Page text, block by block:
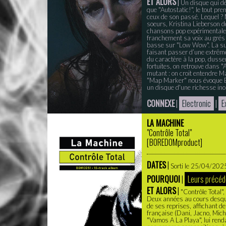
Un disque qui
que "Autostatic!", le tout
ceux de son passé. Lequel
soeurs, Kristina Lieberson
chansons pop
franchement sa voix au
basse sur "Low Wow". La
faisant passer d’une
du caractère à la pop,
fortuites, on retrouve dans
mutant : on croit entendre
"Map Marker" nous évoque
un disque d'une richesse
CONNEXE| Electronic |
LA MACHINE
"Contrôle Total"
[BOREDOMproduct]
DATES| Sorti le 25/04/
POURQUOI| Leurs
ET ALORS| "Contrôle
Deux années au cours
de ses reprises, affichant
française (Dani, Jacno,
"Vamos A La Playa", lui